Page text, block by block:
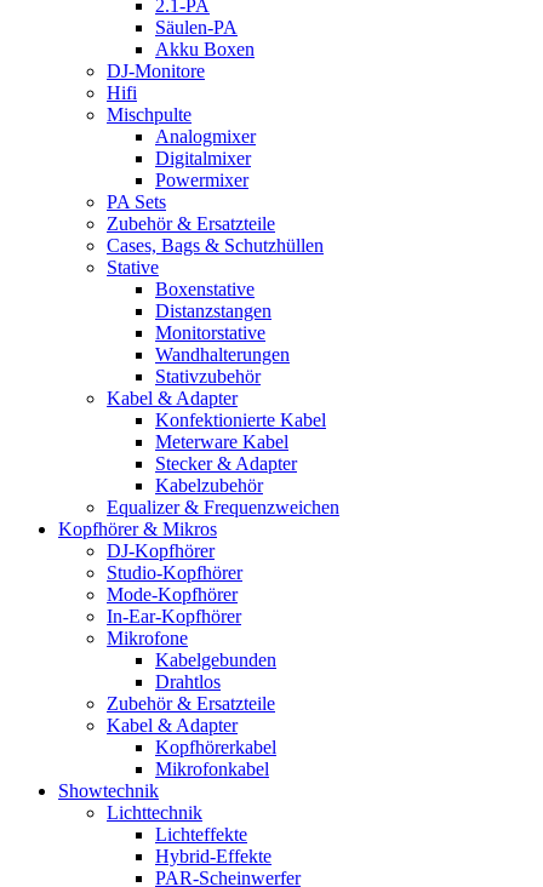
2.1-PA
Säulen-PA
Akku Boxen
DJ-Monitore
Hifi
Mischpulte
Analogmixer
Digitalmixer
Powermixer
PA Sets
Zubehör & Ersatzteile
Cases, Bags & Schutzhüllen
Stative
Boxenstative
Distanzstangen
Monitorstative
Wandhalterungen
Stativzubehör
Kabel & Adapter
Konfektionierte Kabel
Meterware Kabel
Stecker & Adapter
Kabelzubehör
Equalizer & Frequenzweichen
Kopfhörer & Mikros
DJ-Kopfhörer
Studio-Kopfhörer
Mode-Kopfhörer
In-Ear-Kopfhörer
Mikrofone
Kabelgebunden
Drahtlos
Zubehör & Ersatzteile
Kabel & Adapter
Kopfhörerkabel
Mikrofonkabel
Showtechnik
Lichttechnik
Lichteffekte
Hybrid-Effekte
PAR-Scheinwerfer